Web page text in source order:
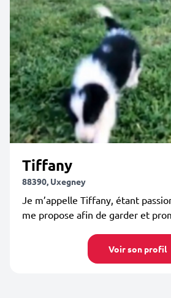
Tiffany
88390, Uxegney
Je m’appelle Tiffany, étant
me propose afin de garder et
Voir son profil